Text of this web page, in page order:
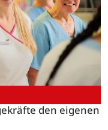
den eigenen